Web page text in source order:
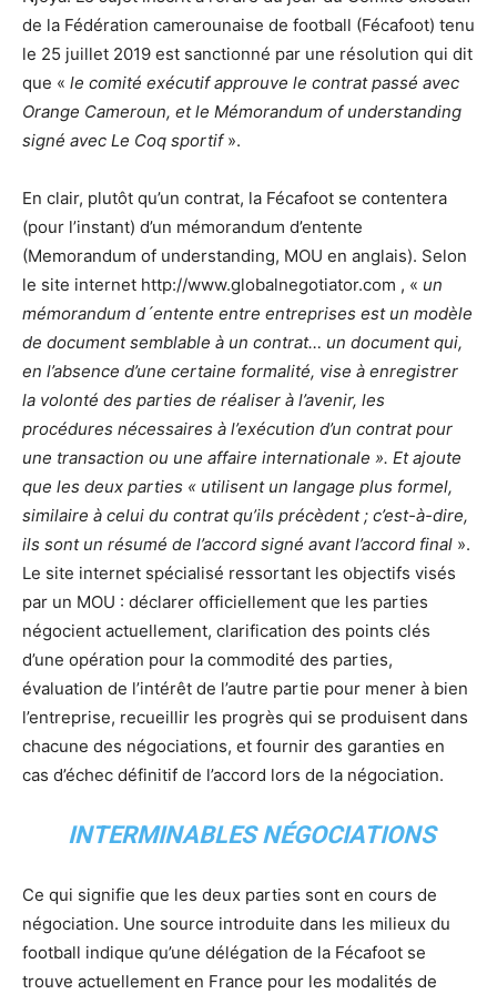
de la Fédération camerounaise de football (Fécafoot) tenu
le 25 juillet 2019 est sanctionné par une résolution qui dit
que « le comité exécutif approuve le contrat passé avec
Orange Cameroun, et le Mémorandum of understanding
signé avec Le Coq sportif».
En clair, plutôt qu’un contrat, la Fécafoot se contentera
(pour l’instant) d’un mémorandum d’entente
(Memorandum of understanding, MOU en anglais). Selon
le site internet http://www.globalnegotiator.com , « un
mémorandum d´entente entre entreprises est un modèle
de document semblable à un contrat… un document qui,
en l’absence d’une certaine formalité, vise à enregistrer
la volonté des parties de réaliser à l’avenir, les
procédures nécessaires à l’exécution d’un contrat pour
une transaction ou une affaire internationale ». Et ajoute
que les deux parties « utilisent un langage plus formel,
similaire à celui du contrat qu’ils précèdent ; c’est-à-dire,
ils sont un résumé de l’accord signé avant l’accord final ».
Le site internet spécialisé ressortant les objectifs visés
par un MOU : déclarer officiellement que les parties
négocient actuellement, clarification des points clés
d’une opération pour la commodité des parties,
évaluation de l’intérêt de l’autre partie pour mener à bien
l’entreprise, recueillir les progrès qui se produisent dans
chacune des négociations, et fournir des garanties en
cas d’échec définitif de l’accord lors de la négociation.
INTERMINABLES NÉGOCIATIONS
Ce qui signifie que les deux parties sont en cours de
négociation. Une source introduite dans les milieux du
football indique qu’une délégation de la Fécafoot se
trouve actuellement en France pour les modalités de